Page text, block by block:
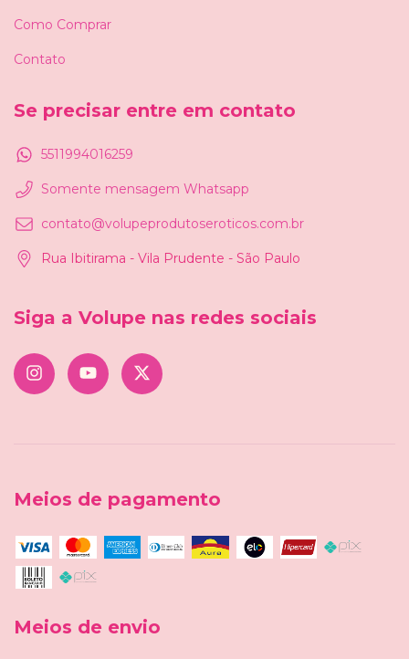
Como Comprar
Contato
Se precisar entre em contato
5511994016259
Somente mensagem Whatsapp
contato@volupeprodutoseroticos.com.br
Rua Ibitirama - Vila Prudente - São Paulo
Siga a Volupe nas redes sociais
Meios de pagamento
Meios de envio